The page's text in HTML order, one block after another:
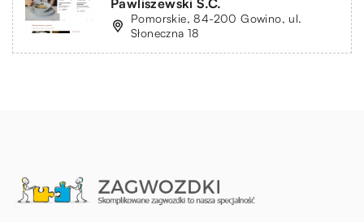
Pomorskie, 84-200 Gowino, ul.
Słoneczna 18